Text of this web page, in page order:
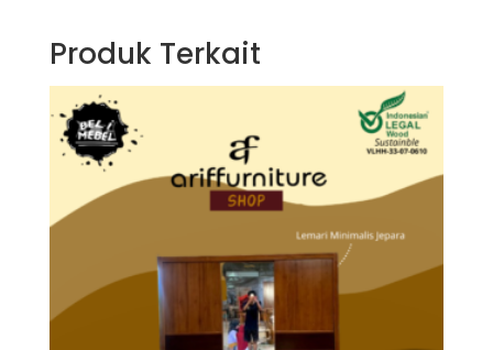
Produk Terkait